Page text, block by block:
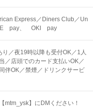
Express／Diners Club／Un
pay、 OKI pay
／夜19時以降も受付OK／1人
／店頭でのカード支払いOK／
伴OK／禁煙／ドリンクサービ
】にDMください！